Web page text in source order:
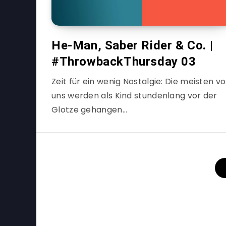
He-Man, Saber Rider & Co. |
#ThrowbackThursday 03
Zeit für ein wenig Nostalgie: Die meisten
uns werden als Kind stundenlang vor der
Glotze gehangen…